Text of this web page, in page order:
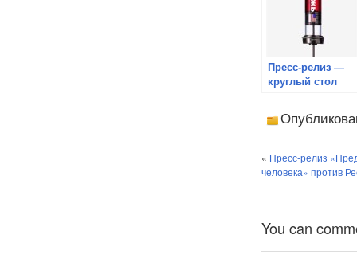
Пресс-релиз —
круглый стол
условиях
войн»
« Пресс-релиз
человека» против
You can